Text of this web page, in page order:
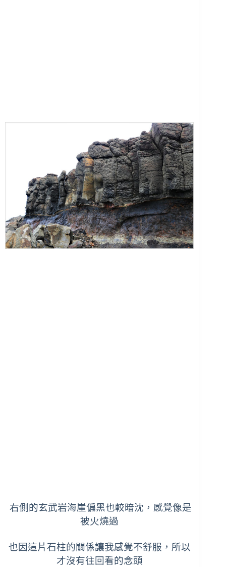
右側的玄武岩海崖偏黑也較暗沈，感覺像是
被火燒過
也因這片石柱的關係讓我感覺不舒服，所以
才沒有往回看的念頭